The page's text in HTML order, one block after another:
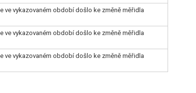
ve vykazovaném období došlo ke změně měřidla
ve vykazovaném období došlo ke změně měřidla
ve vykazovaném období došlo ke změně měřidla